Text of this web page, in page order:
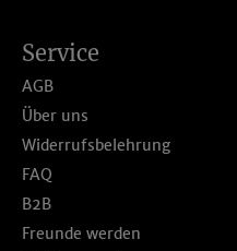
Service
AGB
Über uns
Widerrufsbelehrung
FAQ
B2B
Freunde werden